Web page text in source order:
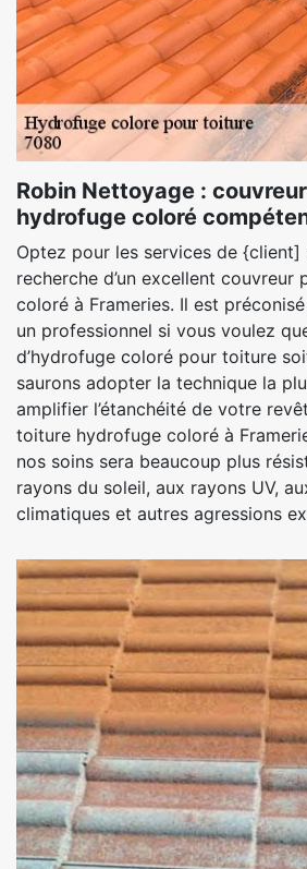
Robin Nettoyage :
hydrofuge coloré
Optez pour les services de {client]
recherche d’un excellent couvreur
coloré à Frameries. Il est
un professionnel si vous voulez
d’hydrofuge coloré pour toiture
saurons adopter la technique la
amplifier l’étanchéité de votre
toiture hydrofuge coloré à
nos soins sera beaucoup plus
rayons du soleil, aux rayons UV,
climatiques et autres agressions